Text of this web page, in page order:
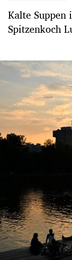
Kalte Suppen
Spitzenkoch